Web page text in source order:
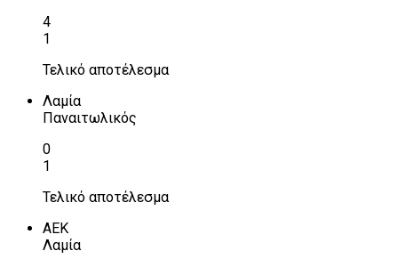
4
1
Τελικό αποτέλεσμα
Λαμία
Παναιτωλικός
0
1
Τελικό αποτέλεσμα
ΑΕΚ
Λαμία